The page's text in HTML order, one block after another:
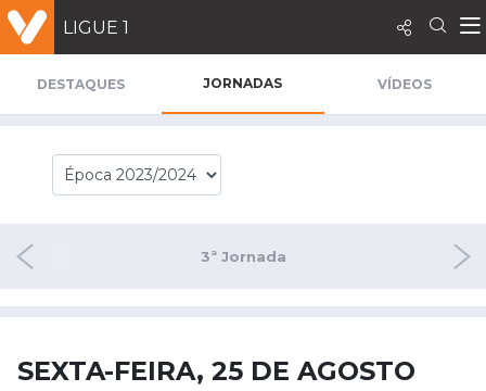
LIGUE 1
DESTAQUES JORNADAS VÍDEOS
3ª Jornada 4ª
SEXTA-FEIRA, 25 DE AGOSTO